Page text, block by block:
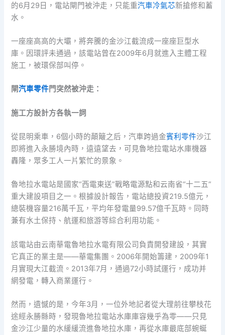
的6月29日，電站閘門被沖走，只能重汽車冷氣芯新搶修和蓄
水。
一座座高高的大壩，將奔騰的金沙江截流成一座座巨型水
庫。因環評未通過，該電站曾在2009年6月就進入主體工程
施工，被環保部叫停。
閘汽車零件門突然被沖走：
施工方設計方各執一詞
從昆明乘車，6個小時的顛簸之后，汽車跨過金賓利零件沙江
即將進入永勝境內時，遠遠望去，可見魯地拉電站水庫機器
轟隆，眾多工人一片繁忙的景象。
魯地拉水電站是國家“西電東送”戰略電源點和云南省“十二五”
重大建設項目之一。根據設計報告，電站總投資219.5億元，
總裝機容量216萬千瓦，平均年發電量99.57億千瓦時。同時
兼有水土保持、航運和旅游等綜合利用功能。
該電站由云南華電魯地拉水電有限公司負責開發建設，其實
它真正的業主是——華電集團。2006年開始籌建，2009年1
月實現大江截流。2013年7月，通過72小時試運行，成功并
網發電，轉入商業運行。
然而，遺憾的是，今年3月，一位外地記者從大理前往攀枝花
途經永勝縣時，發現魯地拉電站水庫庫容幾乎為零——只見
金沙江少量的水緩緩流進魯地拉水庫，再從水庫最底部蜿蜒